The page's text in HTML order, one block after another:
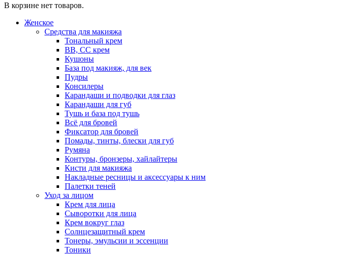
В корзине нет товаров.
Женское
Средства для макияжа
Тональный крем
BB, CC крем
Кушоны
База под макияж, для век
Пудры
Консилеры
Карандаши и подводки для глаз
Карандаши для губ
Тушь и база под тушь
Всё для бровей
Фиксатор для бровей
Помады, тинты, блески для губ
Румяна
Контуры, бронзеры, хайлайтеры
Кисти для макияжа
Накладные ресницы и аксессуары к ним
Палетки теней
Уход за лицом
Крем для лица
Сыворотки для лица
Крем вокруг глаз
Солнцезащитный крем
Тонеры, эмульсии и эссенции
Тоники